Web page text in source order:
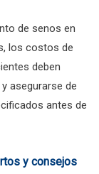
de senos en
los costos de
deben
asegurarse de
antes de
y consejos